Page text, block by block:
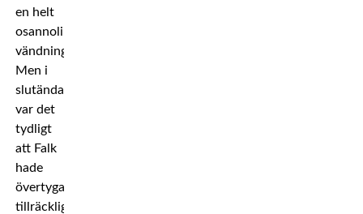
en helt
osannolik
vändning.
Men i
slutändan
var det
tydligt
att Falk
hade
övertygat
tillräckligt